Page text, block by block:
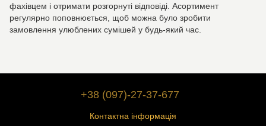
фахівцем і отримати розгорнуті відповіді. Асортимент
регулярно поповнюється, щоб можна було зробити
замовлення улюблених сумішей у будь-який час.
+38 (097)-27-37-677
Контактна інформація